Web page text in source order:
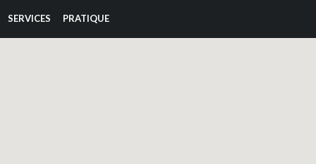
SAINT-ESPRIT
JOSEPH
SERVICES PRATIQUE